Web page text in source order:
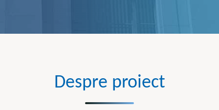
Despre proiect